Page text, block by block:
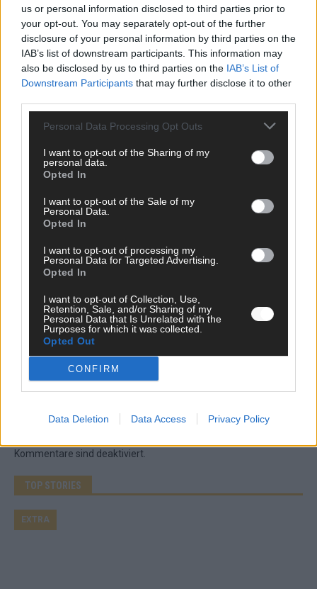
us or personal information disclosed to third parties prior to
your opt-out. You may separately opt-out of the further
disclosure of your personal information by third parties on the
IAB’s list of downstream participants. This information may
also be disclosed by us to third parties on the IAB’s List of
Downstream Participants that may further disclose it to other
Personal Data Processing Opt Outs
I want to opt-out of the Sharing of my
personal data.
Opted In
I want to opt-out of the Sale of my
Personal Data.
Opted In
I want to opt-out of processing my
Personal Data for Targeted Advertising.
Opted In
I want to opt-out of Collection, Use,
Retention, Sale, and/or Sharing of my
Personal Data that Is Unrelated with the
Purposes for which it was collected.
Opted Out
CONFIRM
Data Deletion Data Access Privacy Policy
Über Redaktion | FLASH UP 22529 Artikel
Hier schreiben, posten und kuratieren unsere Redakteur alles,
News, Storys und Videos, die ihr auf FLASH UP seht. Ob
brandheiße Nachrichten, coole Tipps, spannende Hintergründe
Wichtigste raus und bringen’s auf den Punkt.
1 TRACKBACK / PINGBACK
⋆ FLASH UP
Kommentare sind deaktiviert.
TOP STORIES
EXTRA